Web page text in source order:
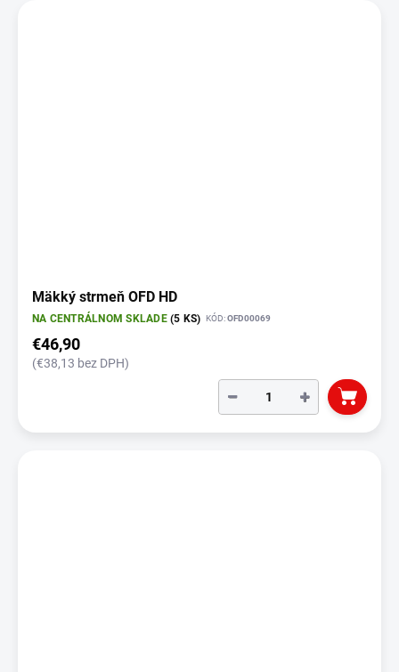
Mäkký strmeň OFD HD
NA CENTRÁLNOM SKLADE(5 KS) KÓD:OFD00069
€46,90
(€38,13 bez DPH)
+
−